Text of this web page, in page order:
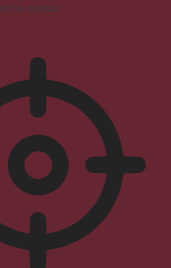
les couleurs